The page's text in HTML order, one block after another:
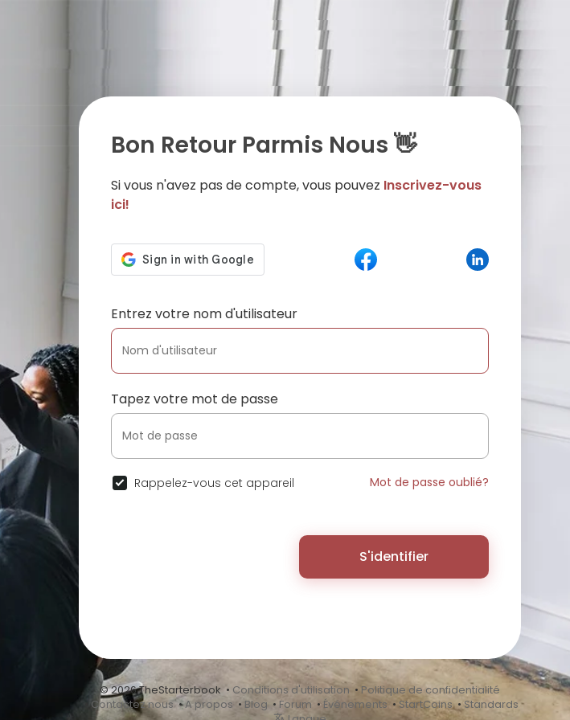
Bon Retour Parmis Nous 👋
Si vous n'avez pas de compte, vous pouvez Inscrivez-vous
ici!
Entrez votre nom d'utilisateur
Tapez votre mot de passe
Rappelez-vous cet appareil Mot de passe oublié?
S'identifier
© 2026 TheStarterbook • Conditions d'utilisation • Politique de confidentialité
•Contactez nous•A propos•Blog • Forum • Événements • StartCoins•Standards